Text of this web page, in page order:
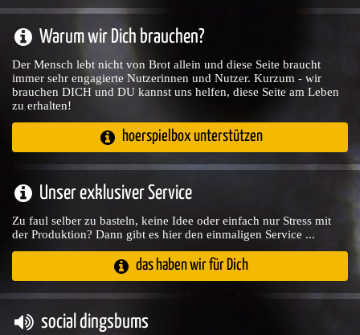
Warum wir Dich brauchen?
Der Mensch lebt nicht von Brot allein und diese Seite braucht
immer sehr engagierte Nutzerinnen und Nutzer. Kurzum - wir
brauchen DICH und DU kannst uns helfen, diese Seite am Leben
zu erhalten!
hoerspielbox unterstützen
Unser exklusiver Service
Zu faul selber zu basteln, keine Idee oder einfach nur Stress mit
der Produktion? Dann gibt es hier den einmaligen Service ...
das haben wir für Dich
social dingsbums